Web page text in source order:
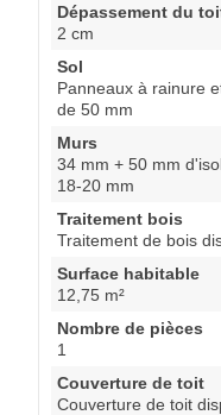
Dépassement du
2 cm
Sol
Panneaux à rainure
de 50 mm
Murs
34 mm + 50 mm
18-20 mm
Traitement bois
Traitement de bois
Surface habitable
12,75 m²
Nombre de pièces
1
Couverture de toit
Couverture de toit